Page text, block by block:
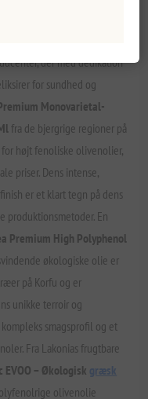
der med dedikation
for sundhed og
Monovarietal-
fra de bjergrige regioner på
højt fenoliske olivenolier,
priser. Dens intense,
er et klart tegn på dens
En
Premium High Polyphenol
økologiske olie er
på Korfu og er
unikke terroir og
smagsprofil og et
Fra Lakonias frugtbare
EVOO – Økologisk græsk
olivenolie